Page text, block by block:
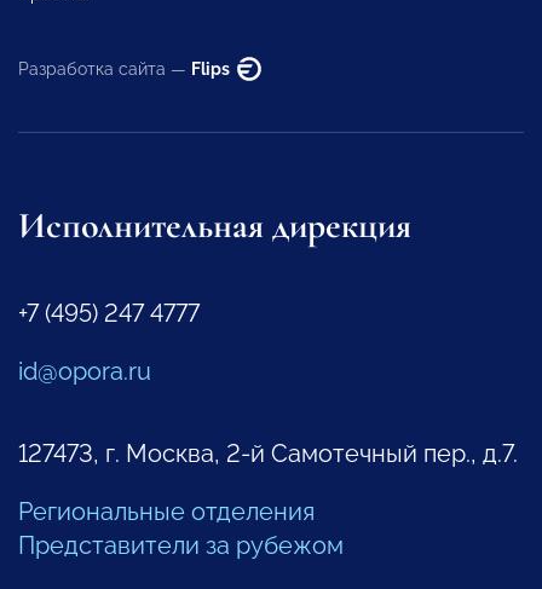
Разработка сайта — Flips
Исполнительная дирекция
+7 (495) 247 4777
id@opora.ru
127473, г. Москва, 2-й Самотечный пер., д.7.
Региональные отделения
Представители за рубежом